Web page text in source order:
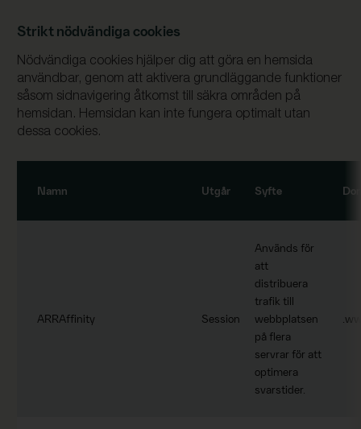
Strikt nödvändiga cookies
Nödvändiga cookies hjälper dig att göra en hemsida
användbar, genom att aktivera grundläggande funktioner
såsom sidnavigering åtkomst till säkra områden på
hemsidan. Hemsidan kan inte fungera optimalt utan
dessa cookies.
Namn Utgår Syfte
ARRAffinity Session
Används för
att
distribuera
trafik till
webbplatsen
på flera
servrar för att
optimera
svarstider.